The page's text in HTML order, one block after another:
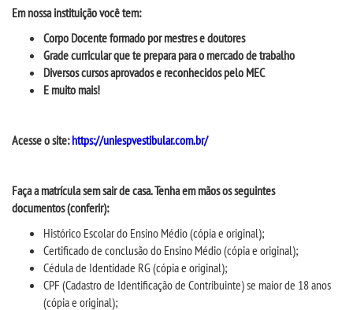
CURSOS
TECNOLÓGICOS
VESTIBULAR
INSCREVA-SE
Em nossa instituição você tem:
Corpo Docente formado por mestres e doutores
Grade curricular que te preparapara o mercado de trabalho
Diversos cursos aprovados e reconhecidos pelo MEC
E muito mais!
Acesseo site:https://uniespvestibular.com.br/
Faça a matrícula sem sair de casa. Tenha em mãos os seguintes
documentos(conferir):
Histórico Escolar do Ensino Médio (cópia e original);
Certificado de conclusão do Ensino Médio (cópia e original);
Cédula de Identidade RG (cópia e original);
CPF (Cadastro de Identificação de Contribuinte) se maior de 18 anos
(cópia e original);